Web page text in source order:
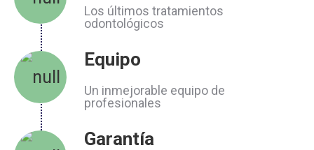
Los últimos tratamientos
odontológicos
Equipo
Un inmejorable equipo de
profesionales
Garantía